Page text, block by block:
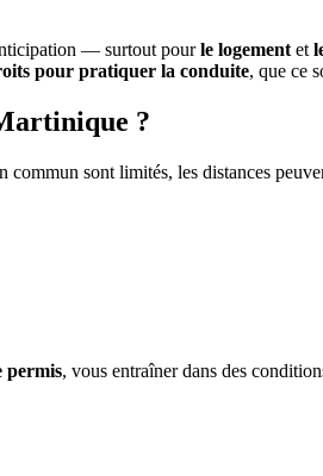
— surtout pourle logement et
pour pratiquer la conduite, que ce
?
commun sont limités, les distances
permis, vous entraîner dans des